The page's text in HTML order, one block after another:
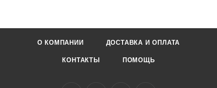
О КОМПАНИИ ДОСТАВКА И ОПЛАТА
КОНТАКТЫ ПОМОЩЬ